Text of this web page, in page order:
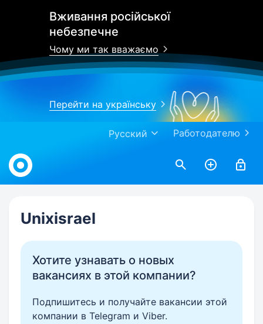
Вживання російської
небезпечне
Чому ми так вважаємо
Перейти на українську
Работодателю
Русский
Work.ua
Unixisrael
Хотите узнавать о новых
вакансиях в этой компании?
Подпишитесь и получайте вакансии этой
компании в Telegram и Viber.